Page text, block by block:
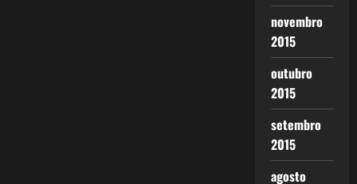
novembro
2015
outubro
2015
setembro
2015
agosto